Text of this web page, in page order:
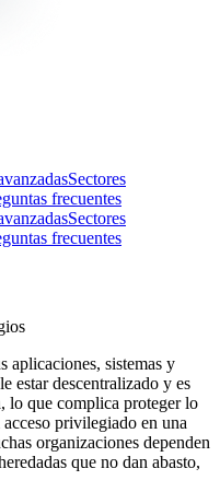
Sectores
frecuentes
Sectores
frecuentes
aplicaciones, sistemas y
estar descentralizado y es
lo que complica proteger lo
privilegiado en una
organizaciones dependen
que no dan abasto,